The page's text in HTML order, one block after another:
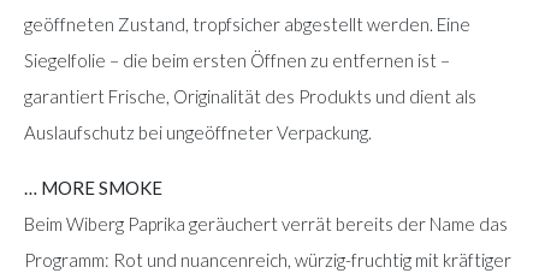
geöffneten Zustand, tropfsicher abgestellt werden. Eine
Siegelfolie – die beim ersten Öffnen zu entfernen ist –
garantiert Frische, Originalität des Produkts und dient als
Auslaufschutz bei ungeöffneter Verpackung.
… MORE SMOKE
Beim Wiberg Paprika geräuchert verrät bereits der Name das
Programm: Rot und nuancenreich, würzig-fruchtig mit kräftiger